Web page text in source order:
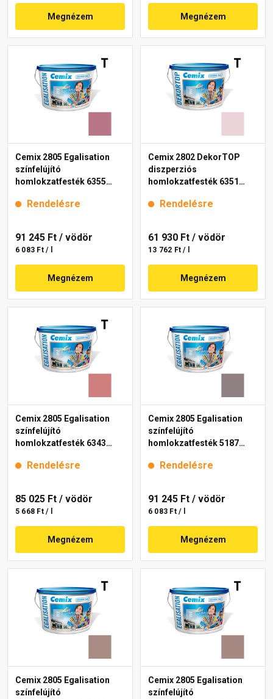
Megnézem Megnézem
Cemix 2805 Egalisation
színfelújító
homlokzatfesték 6355
Rendelésre
91 245 Ft / vödör
6 083 Ft / l
Megnézem
Cemix 2802 DekorTOP
diszperziós
homlokzatfesték 6351
Rendelésre
61 930 Ft / vödör
13 762 Ft / l
Megnézem
Cemix 2805 Egalisation
színfelújító
homlokzatfesték 6343
Rendelésre
85 025 Ft / vödör
5 668 Ft / l
Megnézem
Cemix 2805 Egalisation
színfelújító
homlokzatfesték 5187
Rendelésre
91 245 Ft / vödör
6 083 Ft / l
Megnézem
Cemix 2805 Egalisation
színfelújító
Cemix 2805 Egalisation
színfelújító